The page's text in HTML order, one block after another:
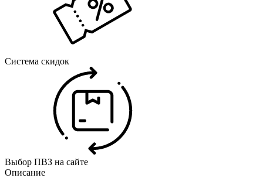
Система скидок
Выбор ПВЗ на сайте
Описание